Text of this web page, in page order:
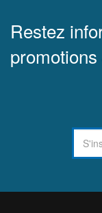
Restez